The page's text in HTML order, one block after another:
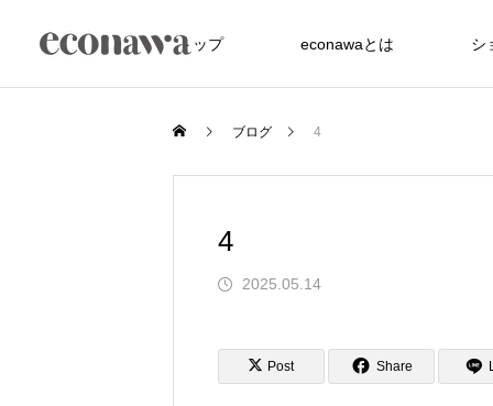
トップ econawaとは シ
ブログ 4
4
2025.05.14
Post Share